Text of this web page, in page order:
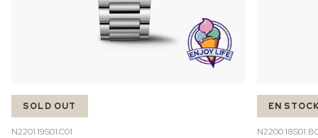
SOLD OUT
N2201.19S01.C01
EN